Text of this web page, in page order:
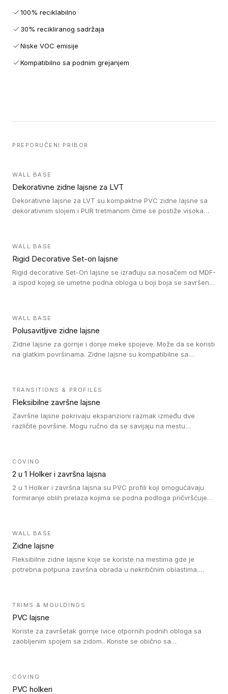
100% reciklabilno
30% recikliranog sadržaja
Niske VOC emisije
Kompatibilno sa podnim grejanjem
PREPORUČENI PRIBOR
WALL BASE
Dekorativne zidne lajsne za LVT
Dekorativne lajsne za LVT su kompaktne PVC zidne lajsne sa
dekorativnim slojem i PUR tretmanom čime se postiže visoka
WALL BASE
Rigid Decorative Set-on lajsne
Rigid decorative Set-On lajsne se izrađuju sa nosačem od MDF-
a ispod kojeg se umetne podna obloga u boji boja se savršeno
WALL BASE
Polusavitljive zidne lajsne
Zidne lajsne za gornje i donje meke spojeve. Može da se koristi
na glatkim površinama. Zidne lajsne su kompatibilne sa
TRANSITIONS & PROFILES
Fleksibilne završne lajsne
Završne lajsne pokrivaju ekspanzioni razmak između dve
različite površine. Mogu ručno da se savijaju na mestu
(kompaktni i akustički), kao i sa podnim oblogama od linoleuma.
COVING
2 u 1 Holker i završna lajsna
2 u 1 Holker i završna lajsna su PVC profili koji omogućavaju
formiranje oblih prelaza kojima se podna podloga pričvršćuje
WALL BASE
Zidne lajsne
Fleksibilne zidne lajsne koje se koriste na mestima gde je
potrebna potpuna završna obrada u nekritičnim oblastima.
TRIMS & MOULDINGS
PVC lajsne
Koriste za završetak gornje ivice otpornih podnih obloga sa
zaobljenim spojem sa zidom.. Koriste se obično sa
rešenje).
COVING
PVC holkeri